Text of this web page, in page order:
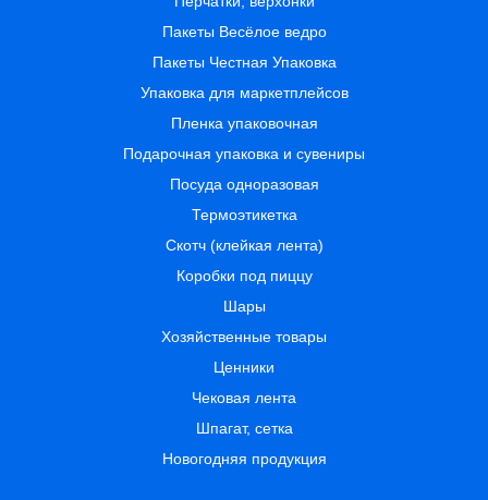
Пакеты Весёлое ведро
Пакеты Честная Упаковка
Упаковка для маркетплейсов
Пленка упаковочная
Подарочная упаковка и сувениры
Посуда одноразовая
Термоэтикетка
Скотч (клейкая лента)
Коробки под пиццу
Шары
Хозяйственные товары
Ценники
Чековая лента
Шпагат, сетка
Новогодняя продукция